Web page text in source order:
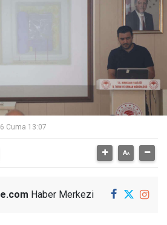
Cuma 13:07
Haber Merkezi